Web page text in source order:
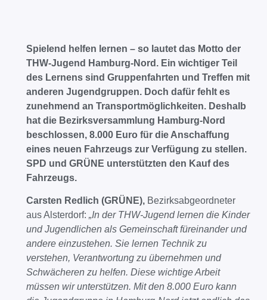
Spielend helfen lernen – so lautet das Motto der
THW-Jugend Hamburg-Nord. Ein wichtiger Teil
des Lernens sind Gruppenfahrten und Treffen mit
anderen Jugendgruppen. Doch dafür fehlt es
zunehmend an Transportmöglichkeiten. Deshalb
hat die Bezirksversammlung Hamburg-Nord
beschlossen, 8.000 Euro für die Anschaffung
eines neuen Fahrzeugs zur Verfügung zu stellen.
SPD und GRÜNE unterstützten den Kauf des
Fahrzeugs.
Carsten Redlich (GRÜNE),Bezirksabgeordneter
aus Alsterdorf: „In der THW-Jugend lernen die Kinder
und Jugendlichen als Gemeinschaft füreinander und
andere einzustehen. Sie lernen Technik zu
verstehen, Verantwortung zu übernehmen und
Schwächeren zu helfen. Diese wichtige Arbeit
müssen wir unterstützen. Mit den 8.000 Euro kann